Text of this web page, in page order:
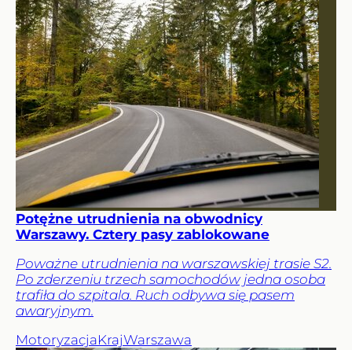
Potężne utrudnienia na obwodnicy
Warszawy. Cztery pasy zablokowane
Poważne utrudnienia na warszawskiej trasie S2.
Po zderzeniu trzech samochodów jedna osoba
trafiła do szpitala. Ruch odbywa się pasem
awaryjnym.
MotoryzacjaKrajWarszawa